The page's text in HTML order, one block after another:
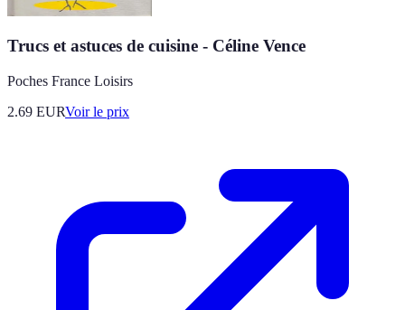
Trucs et astuces de cuisine - Céline Vence
Poches France Loisirs
2.69 EURVoir le prix